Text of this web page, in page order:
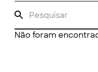
Não foram